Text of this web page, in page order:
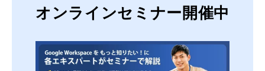
オンラインセミナー開催中